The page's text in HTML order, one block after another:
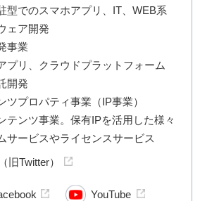
型でのスマホアプリ、IT、WEB系
ェア開発
事業
プリ、クラウドプラットフォーム
開発
ツプロパティ事業（IP事業）
テンツ事業。保有IPを活用した様々
サービスやライセンスサービス
旧Twitter）
YouTube